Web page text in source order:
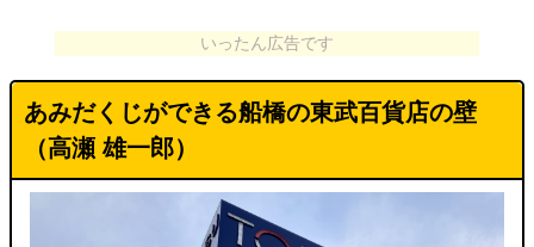
いったん広告です
あみだくじができる船橋の東武百貨店の壁
（高瀬 雄一郎）